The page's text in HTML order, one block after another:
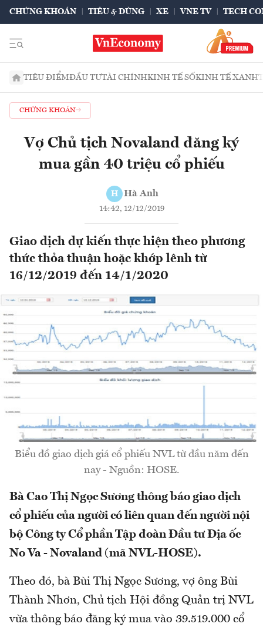
CHỨNG KHOÁN TIÊU & DÙNG XE VNE TV TECH
TIÊU ĐIỂMĐẦU TƯTÀI CHÍNHKINH TẾ SỐKINH TẾ XANH
CHỨNG KHOÁN
Vợ Chủ tịch Novaland đăng ký
mua gần 40 triệu cổ phiếu
H Hà Anh
14:42, 12/12/2019
Giao dịch dự kiến thực hiện theo phương
thức thỏa thuận hoặc khớp lênh từ
16/12/2019 đến 14/1/2020
Biểu đồ giao dịch giá cổ phiếu NVL từ đầu năm đến
nay - Nguồn: HOSE.
Bà Cao Thị Ngọc Sương thông báo giao dịch
cổ phiếu của người có liên quan đến người nội
bộ Công ty Cổ phần Tập đoàn Đầu tư Địa ốc
No Va - Novaland (mã NVL-HOSE).
Theo đó, bà Bùi Thị Ngọc Sương, vợ ông Bùi
Thành Nhơn, Chủ tịch Hội đồng Quản trị NVL
vừa thông báo đăng ký mua vào 39.519.000 cổ